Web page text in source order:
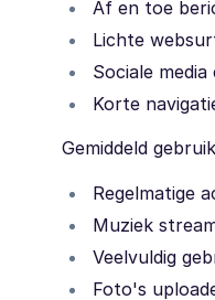
Af en toe
Lichte
Sociale
Korte
Gemiddeld
Regelmatige
Muziek
Veelvuldig
Foto's